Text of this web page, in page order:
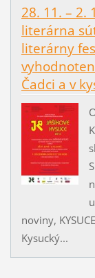
28. 11. – 2.
literárna
literárny
Čadci a v
noviny,
Kysucký...